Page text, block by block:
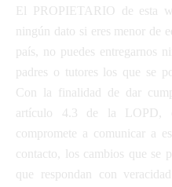
El PROPIETARIO de esta
ningún dato si eres menor de
país, no puedes entregarnos
padres o tutores los que se
Con la finalidad de dar
artículo 4.3 de la LOPD,
compromete a comunicar a
contacto, los cambios que se
que respondan con